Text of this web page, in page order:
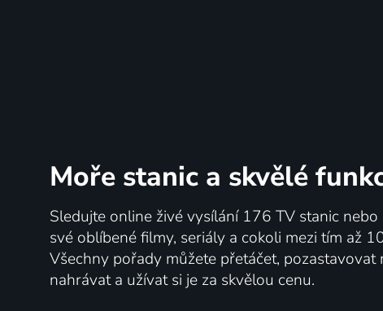
Moře stanic a skvělé
Sledujte online živé vysílání 176 TV stanic
své oblíbené filmy, seriály a cokoli mezi tím až
Všechny pořady můžete přetáčet, pozastavovat
nahrávat a užívat si je za skvělou cenu.